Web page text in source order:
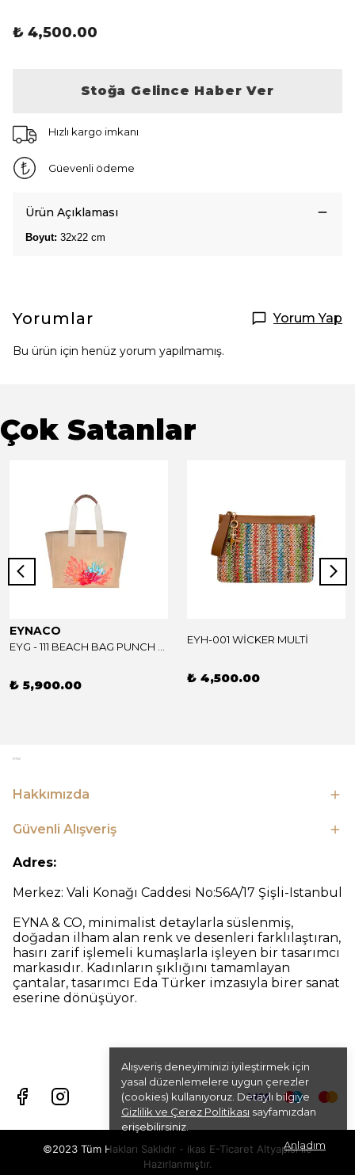
Alışveriş deneyiminizi iyileştirmek için
yasal düzenlemelere uygun çerezler
(cookies) kullanıyoruz. Detaylı bilgiye
Gizlilik ve Çerez Politikası sayfamızdan
erişebilirsiniz.
Anladım
₺ 4,500.00
Stoğa Gelince Haber Ver
Hızlı kargo imkanı
Güevenli ödeme
Ürün Açıklaması
Boyut: 32x22 cm
Yorumlar Yorum Yap
Bu ürün için henüz yorum yapılmamış.
Çok Satanlar
EYNACO
₺ 5,900.00
EYH-001 WİCKER MULTİ
₺ 4,500.00
Hakkımızda
Güvenli Alışveriş
Adres:
Merkez: Vali Konağı Caddesi No:56A/17 Şişli-Istanbul
EYNA & CO, minimalist detaylarla süslenmiş,
doğadan ilham alan renk ve desenleri farklılaştıran,
hasırı zarif işlemeli kumaşlarla işleyen bir tasarımcı
markasıdır. Kadınların şıklığını tamamlayan
çantalar, tasarımcı Eda Türker imzasıyla birer sanat
eserine dönüşüyor.
©2023 Tüm Hakları Saklıdır - ikas E-Ticaret Altyapısı ile
Hazırlanmıştır.